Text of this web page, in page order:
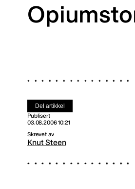
Del artikkel
Publisert
03.08.2006 10:21
Skrevet av
Knut Steen